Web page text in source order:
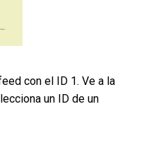
con el ID 1. Ve a la
un ID de un